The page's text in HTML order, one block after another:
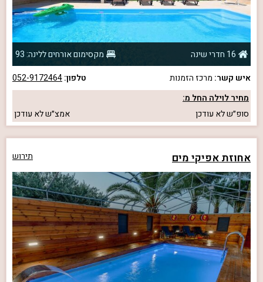
16 חדרי שינה
מקסימום אורחים ללינה: 93
איש קשר: מרכז הזמנות טלפון:052-9172464
מחיר לוילה החל מ:
סופ״שלא עודכן אמצ״שלא עודכן
אחוזת אפיקי מים תירוש